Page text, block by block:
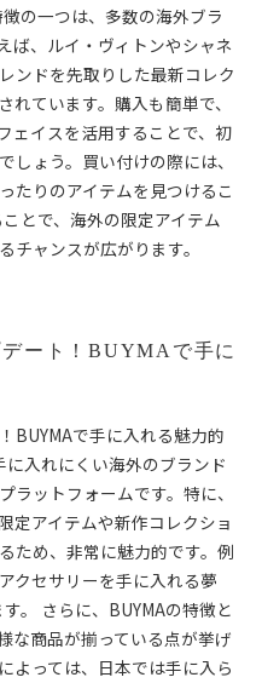
の一つは、多数の海外ブラ
ば、ルイ・ヴィトンやシャネ
ンドを先取りした最新コレク
ています。購入も簡単で、
ェイスを活用することで、初
しょう。買い付けの際には、
たりのアイテムを見つけるこ
とで、海外の限定アイテム
チャンスが広がります。
ート！BUYMAで手に
BUYMAで手に入れる魅力的
入れにくい海外のブランド
ラットフォームです。特に、
定アイテムや新作コレクショ
ため、非常に魅力的です。例
クセサリーを手に入れる夢
。 さらに、BUYMAの特徴と
な商品が揃っている点が挙げ
よっては、日本では手に入ら